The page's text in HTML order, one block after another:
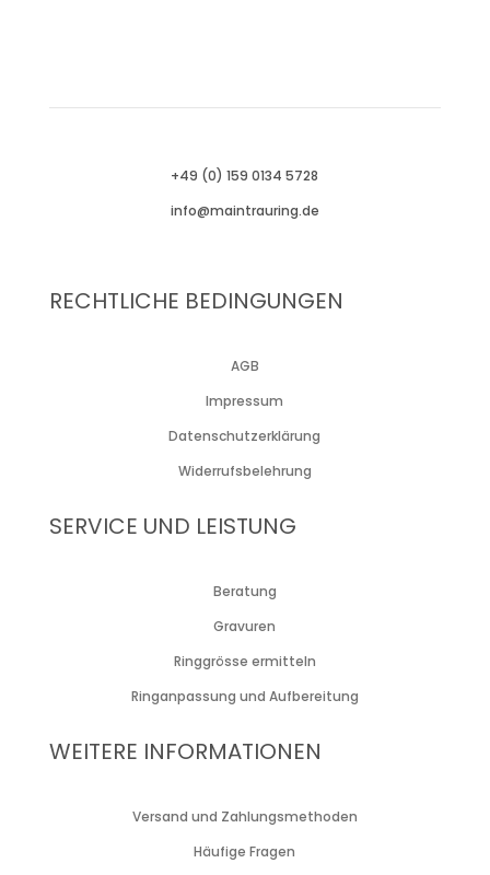
+49 (0) 159 0134 5728
info@maintrauring.de
RECHTLICHE BEDINGUNGEN
AGB
Impressum
Datenschutzerklärung
Widerrufsbelehrung
SERVICE UND LEISTUNG
Beratung
Gravuren
Ringgrösse ermitteln
Ringanpassung und Aufbereitung
WEITERE INFORMATIONEN
Versand und Zahlungsmethoden
Häufige Fragen